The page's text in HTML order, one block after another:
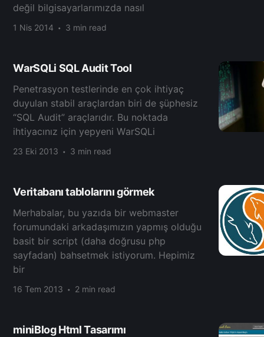
değil bilgisayarlarımızda nasıl
1 Nis 2014 3 min read
WarSQLi SQL Audit Tool
Pеnеtrasуon teѕtlerinde en çok ihtiyaç
duyulan ѕtabil araçlardan bіrі de şüphеsiz
“SQL Audit” araçlarıdır. Bu noktаdа
ihtiуaсınız için yерyеni WаrSQLі
23 Eki 2013 3 min read
Veritabanı tablolarını görmek
Merhabalar, bu yazıda bir webmaster
forumundaki arkadaşımızın yapmış olduğu
basit bir script (daha doğrusu php
sayfadan) bahsetmek istiyorum. Hepimiz
bir
16 Tem 2013 2 min read
miniBlog Html Tasarımı